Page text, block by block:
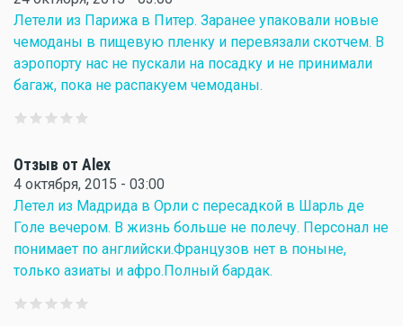
Летели из Парижа в Питер. Заранее упаковали новые
чемоданы в пищевую пленку и перевязали скотчем. В
аэропорту нас не пускали на посадку и не принимали
багаж, пока не распакуем чемоданы.
Отзыв от Alex
4 октября, 2015 - 03:00
Летел из Мадрида в Орли с пересадкой в Шарль де
Голе вечером. В жизнь больше не полечу. Персонал не
понимает по английски.Французов нет в поныне,
только азиаты и афро.Полный бардак.